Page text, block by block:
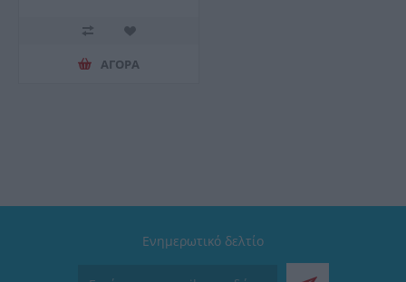
ΑΓΟΡΑ
Ενημερωτικό δελτίο